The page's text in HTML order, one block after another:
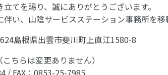
てを賜り、誠にありがとうございます。
伴い、山陰サービスステーション事務所を
島根県出雲市斐川町上直江1580-8
ちらは変更ありません）
/ FAX：0853-25-7985